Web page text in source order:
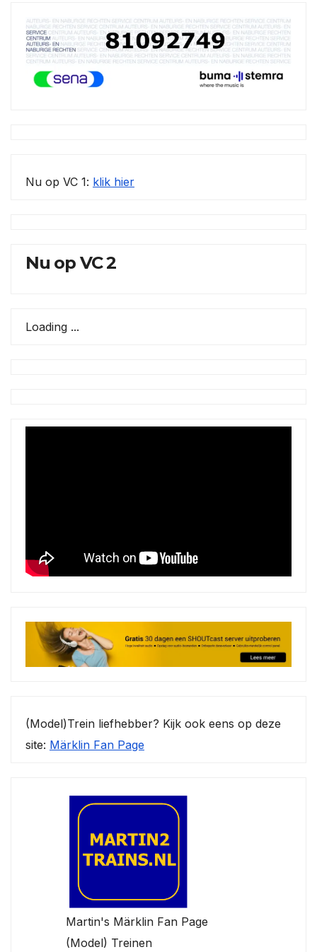
Nu op VC 1: klik hier
Nu op VC 2
Loading ...
(Model)Trein liefhebber? Kijk ook eens op deze
site: Märklin Fan Page
Martin's Märklin Fan Page
(Model) Treinen